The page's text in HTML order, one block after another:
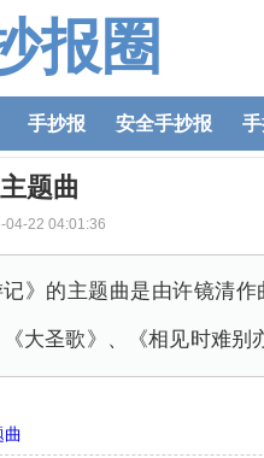
报圈
手抄报 安全手抄报
题曲
04-22 04:01:36
记》的主题曲是由许镜清
《大圣歌》、《相见时难别